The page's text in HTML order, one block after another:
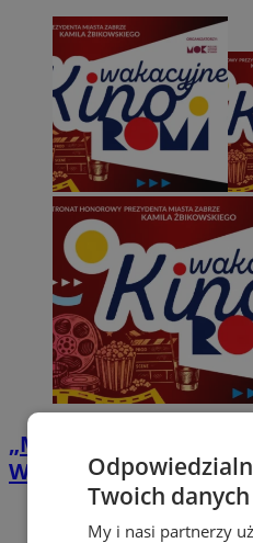
„Matrix” pod
Wakacyjne Kino
Twoich danych
My i nasi partnerzy